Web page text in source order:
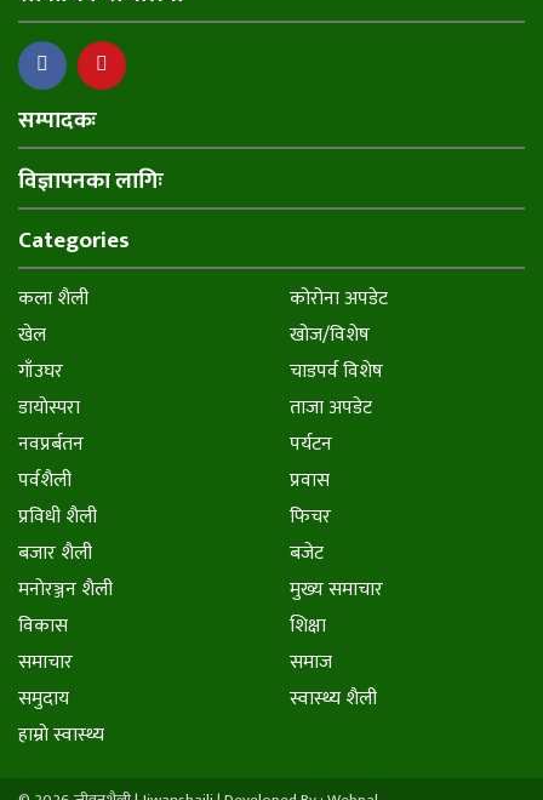
सम्पादकः
विज्ञापनका लागिः
Categories
कला शैली
कोरोना अपडेट
खेल
खोज/विशेष
गाँउघर
चाडपर्व विशेष
डायाेस्परा
ताजा अपडेट
नवप्रर्बतन
पर्यटन
पर्वशैली
प्रवास
प्रविधी शैली
फिचर
बजार शैली
बजेट
मनाेरञ्जन शैली
मुख्य समाचार
विकास
शिक्षा
समाचार
समाज
समुदाय
स्वास्थ्य शैली
हाम्राे स्वास्थ्य